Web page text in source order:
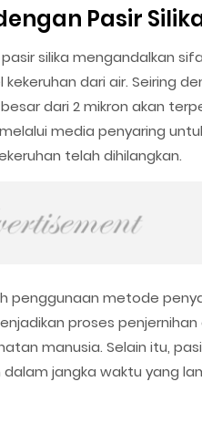
Pasir
silika mengandalkan
dari air. Seiring
dari 2 mikron akan
media penyaring
telah dihilangkan.
penggunaan metode
proses penjernihan
manusia. Selain itu,
jangka waktu yang